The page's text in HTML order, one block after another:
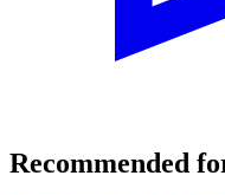
Recommended